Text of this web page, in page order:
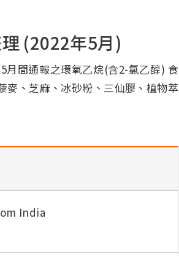
(2022年5月)
間通報之環氧乙烷(含2-氯乙醇) 食
麥、芝麻、冰砂粉、三仙膠、植物萃
India